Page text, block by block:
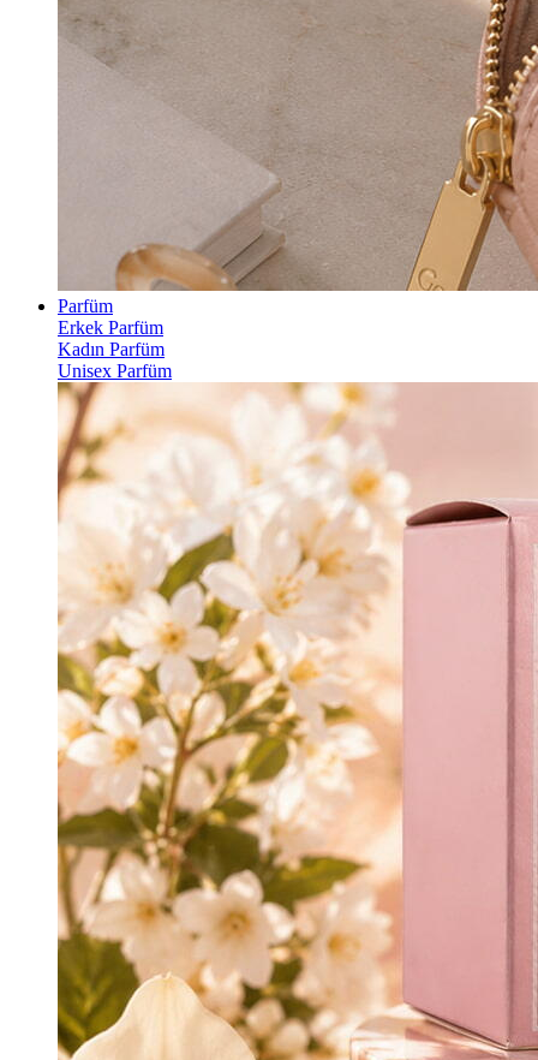
Parfüm
Erkek Parfüm
Kadın Parfüm
Unisex Parfüm